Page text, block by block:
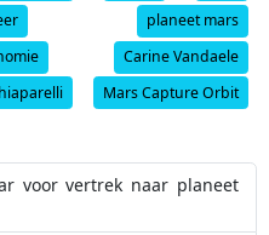
planeet mars
Carine Vandaele
Mars Capture Orbit
voor vertrek naar planeet